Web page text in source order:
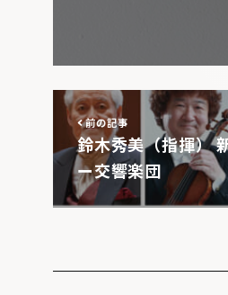
前の記事
鈴木秀美（指揮）
ー交響楽団